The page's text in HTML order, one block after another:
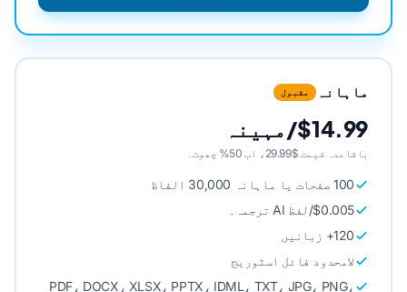
ماہانہ مقبول
$14.99/مہینہ
باقاعدہ قیمت $29.99، اب 50% چھوٹ۔
100 صفحات یا ماہانہ 30,000 الفاظ
$0.005/لفظ AI ترجمہ۔
120+ زبانیں
لامحدود فائل اسٹوریج
PDF، DOCX، XLSX، PPTX، IDML، TXT، JPG، PNG،